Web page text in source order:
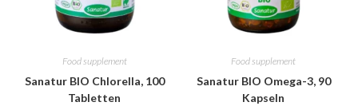
Food supplement
Sanatur BIO Chlorella, 100
Tabletten
Food supplement
Sanatur BIO Omega-3, 90
Kapseln